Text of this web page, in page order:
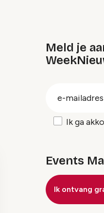
Meld je
Ik ga
Events
Ik ontvang